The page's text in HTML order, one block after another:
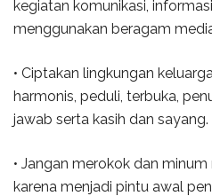
kegiatan komunikasi,
menggunakan beragam
• Ciptakan lingkungan
harmonis, peduli, terbuka,
jawab serta kasih dan sayang.
• Jangan merokok dan minum
karena menjadi pintu awal